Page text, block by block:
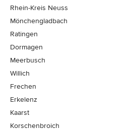
Rhein-Kreis Neuss
Mönchengladbach
Ratingen
Dormagen
Meerbusch
Willich
Frechen
Erkelenz
Kaarst
Korschenbroich